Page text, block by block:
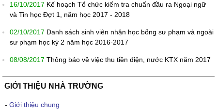
16/10/2017 Kế hoạch Tổ chức kiểm tra chuẩn đầu ra Ngoại ngữ
và Tin học Đợt 1, năm học 2017 - 2018
02/10/2017 Danh sách sinh viên nhận học bổng sư phạm và ngoài
sư phạm học kỳ 2 năm học 2016-2017
08/08/2017 Thông báo về việc thu tiền điện, nước KTX năm 2017
GIỚI THIỆU NHÀ TRƯỜNG
- Giới thiệu chung